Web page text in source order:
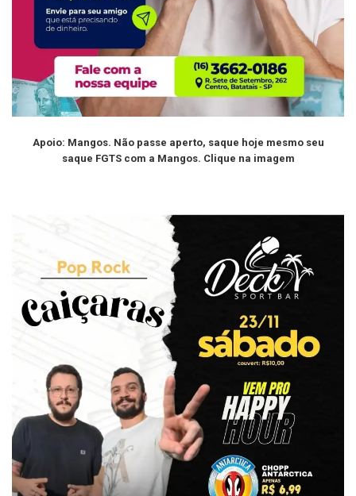
Apoio: Mangos. Não passe aperto, saque hoje mesmo seu
saque FGTS com a Mangos. Clique na imagem